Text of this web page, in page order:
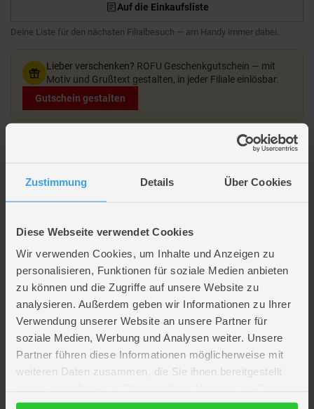
Zustimmung Details Über Cookies
Diese Webseite verwendet Cookies
Wir verwenden Cookies, um Inhalte und Anzeigen zu
personalisieren, Funktionen für soziale Medien anbieten
zu können und die Zugriffe auf unsere Website zu
analysieren. Außerdem geben wir Informationen zu Ihrer
Verwendung unserer Website an unsere Partner für
soziale Medien, Werbung und Analysen weiter. Unsere
Partner führen diese Informationen möglicherweise mit
weiteren Daten zusammen, die Sie ihnen bereitgestellt
gesammelt haben.
Auf die Einkaufsliste
Deine Liste für den nächsten Filialbesuch — am Handy immer dabei.
Lieber verschenken? ROFU Geschenkgutschein — mit
Motiv und Grußtext gestalten, in jeder Filiale einlösbar.
Gutschein gestalten
Solar Pflanzenstecker - Schmetterlinge - Höhe ca. 72 cm
Farbe
Artikelmaße
Verpackungsmaße
Länge ca. 39,1 cm
Breite ca. 8,1 cm
Höhe ca. 6,3 cm
Batterien
1 x LR03 Mignon AAA (enthalten)
Besonderheiten
Elektronikartikel